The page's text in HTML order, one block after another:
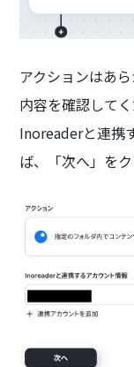
アクションはあ
内容を確認してく
Inoreaderと連携
ば、「次へ」をク